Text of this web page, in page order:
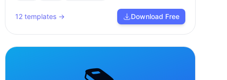
12templates → Download Free